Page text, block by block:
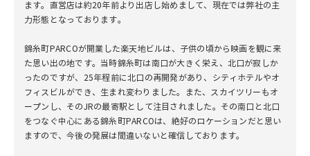
ます。直営店は約20年前より出店し始めまして、現在では弊社の主
力形態となっております。
錦糸町PARCOが開業した楽天地ビルは、子供の頃から映画を観に来
た思い出の地です。当時錦糸町は南口が大きく栄え、北口が寂しか
ったのですが、25年程前に北口の再開発があり、シティホテルやオ
フィスビルができ、生まれ変わりました。また、スカイツリーもオ
ープンし、そのJRの最寄駅として注目されました。その南口と北口
をつなぐ中心にある錦糸町PARCOは、絶好のロケーションだと思い
ますので、今後の発展は間違いないと確信しております。